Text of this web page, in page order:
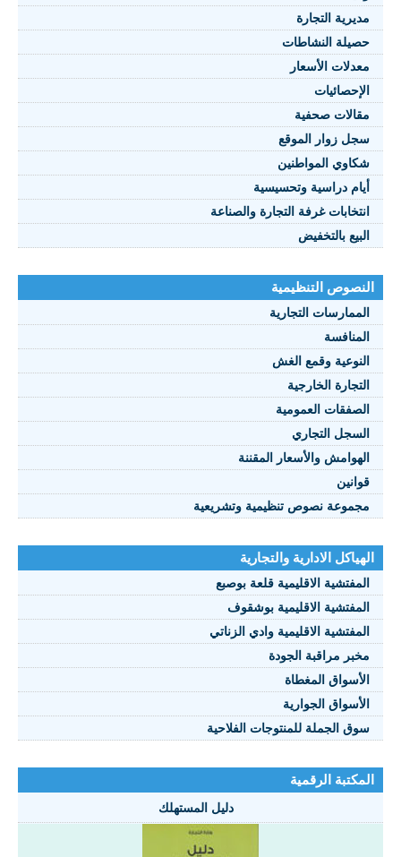
النصوص 2021
FRANÇAIS
مديرية التجارة
حصيلة النشاطات
معدلات الأسعار
الإحصائيات
مقالات صحفية
سجل زوار الموقع
شكاوي المواطنين
أيام دراسية وتحسيسية
انتخابات غرفة التجارة والصناعة
البيع بالتخفيض
النصوص التنظيمية
الممارسات التجارية
المنافسة
النوعية وقمع الغش
التجارة الخارجية
الصفقات العمومية
السجل التجاري
الهوامش والأسعار المقننة
قوانين
مجموعة نصوص تنظيمية وتشريعية
الهياكل الادارية والتجارية
المفتشية الاقليمية قلعة بوصبع
المفتشية الاقليمية بوشقوف
المفتشية الاقليمية وادي الزناتي
مخبر مراقبة الجودة
الأسواق المغطاة
الأسواق الجوارية
سوق الجملة للمنتوجات الفلاحية
المكتبة الرقمية
دليل المستهلك